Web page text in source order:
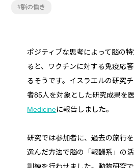
脳の働き
ポジティブな思考によって脳の
ると、ワクチンに対する免疫応
るそうです。イスラエルの研究
者85人を対象とした研究成果を
Medicineに報告しました。
研究では参加者に、過去の旅行
選んだ方法で脳の「報酬系」の